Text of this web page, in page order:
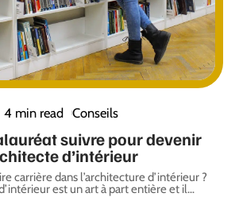
4 min read Conseils
suivre pour devenir
d’intérieur
carrière dans l’architecture d’intérieur ?
est un art à part entière et il…